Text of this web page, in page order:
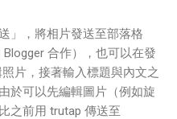
」，將相片發送至部落格
Blogger 合作），也可以在發
片，接著輸入標題與內文之
於可以先編輯圖片（例如旋
之前用 trutap 傳送至